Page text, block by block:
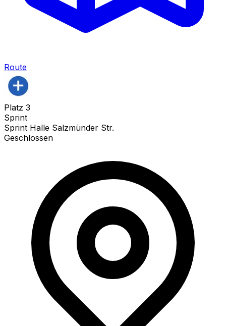
Route
Platz 3
Sprint
Sprint Halle Salzmünder Str.
Geschlossen